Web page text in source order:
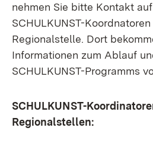
nehmen Sie bitte Kontakt
SCHULKUNST-
Regionalstelle. Dort
Informationen zum Ablauf
SCHULKUNST-Programms
SCHULKUNST-
Regionalstellen: